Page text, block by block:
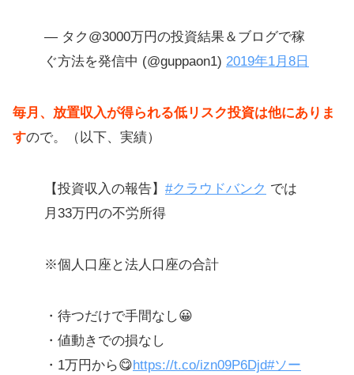
— タク@3000万円の投資結果＆ブログで稼
ぐ方法を発信中 (@guppaon1) 2019年1月8日
毎月、放置収入が得られる低リスク投資は他にありま
すので。（以下、実績）
【投資収入の報告】 #クラウドバンク では
月33万円の不労所得
※個人口座と法人口座の合計
・待つだけで手間なし😀
・値動きでの損なし
・1万円から😋https://t.co/izn09P6Djd#ソー